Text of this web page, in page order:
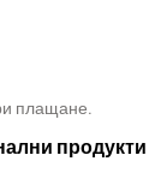
плащане.
продукти